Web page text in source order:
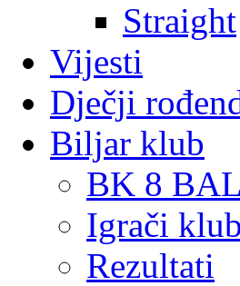
Straight
Vijesti
Dječji
Biljar klub
BK 8
Igrači
Rezultati